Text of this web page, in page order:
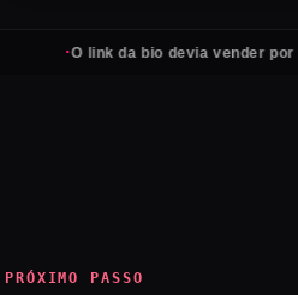
O link da bio devia vender por ti
PRÓXIMO PASSO